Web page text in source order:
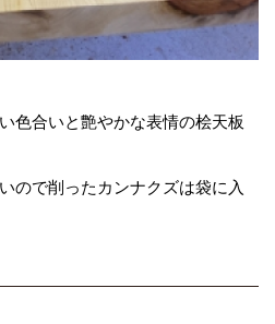
色合いと艶やかな表情の桧天板
ので削ったカンナクズは袋に入